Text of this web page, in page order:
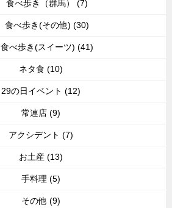
食べ歩き（群馬） (7)
食べ歩き(その他) (30)
食べ歩き(スイーツ) (41)
ネタ食 (10)
29の日イベント (12)
常連店 (9)
アクシデント (7)
お土産 (13)
手料理 (5)
その他 (9)